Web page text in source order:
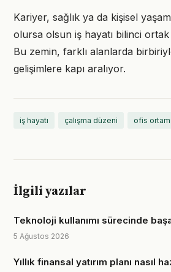
Kariyer, sağlık ya da kişisel
olursa olsun iş hayatı bilinci
Bu zemin, farklı alanlarda
gelişimlere kapı aralıyor.
iş hayatı çalışma düzeni ofis ortamı
İlgili yazılar
Teknoloji kullanımı sürecinde
5 Ağustos 2026
Yıllık finansal yatırım planı nasıl